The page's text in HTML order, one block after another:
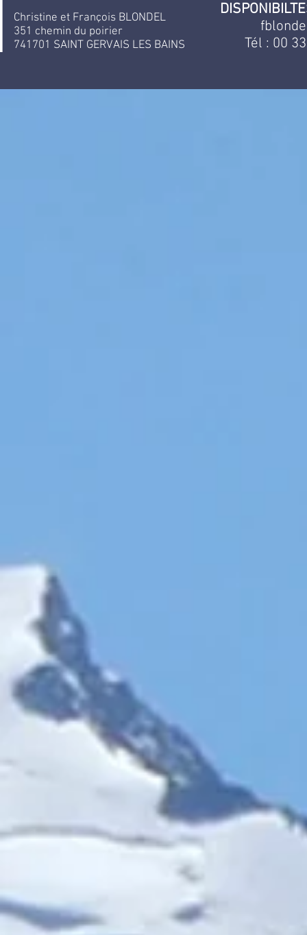
Christine et François BLONDEL
351 chemin du poirier
741701 SAINT GERVAIS LES BAINS
Tél : 00